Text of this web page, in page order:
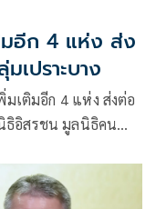
มอีก 4 แห่ง ส่ง
เปราะบาง
มเติมอีก 4 แห่ง ส่งต่อ
ธิอิสรชน มูลนิธิคน